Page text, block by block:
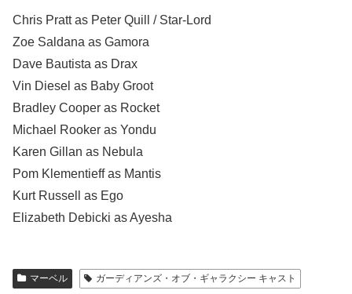
Chris Pratt as Peter Quill / Star-Lord
Zoe Saldana as Gamora
Dave Bautista as Drax
Vin Diesel as Baby Groot
Bradley Cooper as Rocket
Michael Rooker as Yondu
Karen Gillan as Nebula
Pom Klementieff as Mantis
Kurt Russell as Ego
Elizabeth Debicki as Ayesha
マーベル ガーディアンズ・オブ・ギャラクシー キャスト